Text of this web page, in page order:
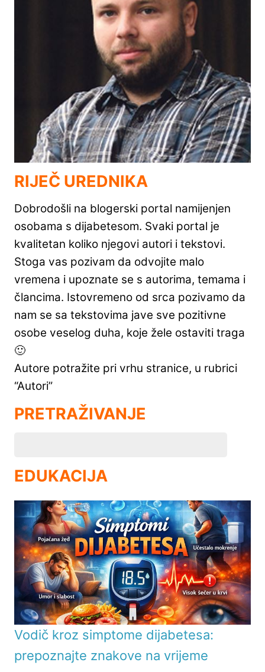
RIJEČ UREDNIKA
Dobrodošli na blogerski portal namijenjen
osobama s dijabetesom. Svaki portal je
kvalitetan koliko njegovi autori i tekstovi.
Stoga vas pozivam da odvojite malo
vremena i upoznate se s autorima, temama i
člancima. Istovremeno od srca pozivamo da
nam se sa tekstovima jave sve pozitivne
osobe veselog duha, koje žele ostaviti traga
🙂
Autore potražite pri vrhu stranice, u rubrici
“Autori”
PRETRAŽIVANJE
EDUKACIJA
Vodič kroz simptome dijabetesa:
prepoznajte znakove na vrijeme